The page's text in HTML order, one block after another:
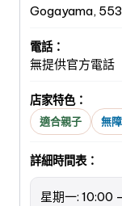
Gogayama, 553
電話：
無提供官方電話
店家特色：
適合親子 無
詳細時間表：
星期一: 10:00